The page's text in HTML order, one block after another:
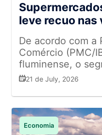
leve recuo nas
De acordo com a
Comércio (PMC/
fluminense, o
redução de
registrada desde
21 de July, 2026
Economia